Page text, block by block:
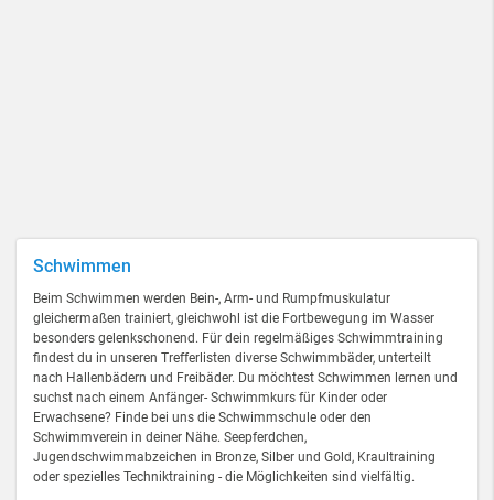
Schwimmen
Beim Schwimmen werden Bein-, Arm- und Rumpfmuskulatur
gleichermaßen trainiert, gleichwohl ist die Fortbewegung im Wasser
besonders gelenkschonend. Für dein regelmäßiges Schwimmtraining
findest du in unseren Trefferlisten diverse Schwimmbäder, unterteilt
nach Hallenbädern und Freibäder. Du möchtest Schwimmen lernen und
suchst nach einem Anfänger- Schwimmkurs für Kinder oder
Erwachsene? Finde bei uns die Schwimmschule oder den
Schwimmverein in deiner Nähe. Seepferdchen,
Jugendschwimmabzeichen in Bronze, Silber und Gold, Kraultraining
oder spezielles Techniktraining - die Möglichkeiten sind vielfältig.